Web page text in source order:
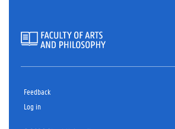
Feedback
Log in